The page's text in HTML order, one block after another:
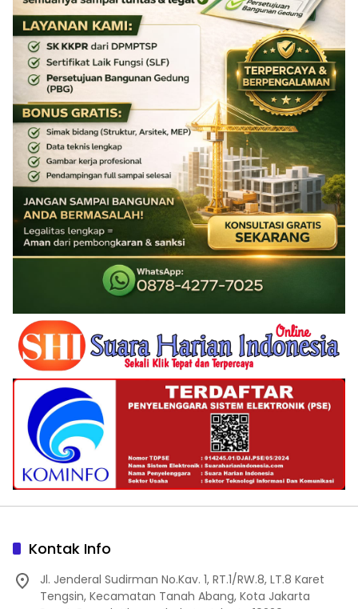
Kontak Info
Jl. Jenderal Sudirman No.Kav. 1, RT.1/RW.8, LT.8 Karet
Tengsin, Kecamatan Tanah Abang, Kota Jakarta